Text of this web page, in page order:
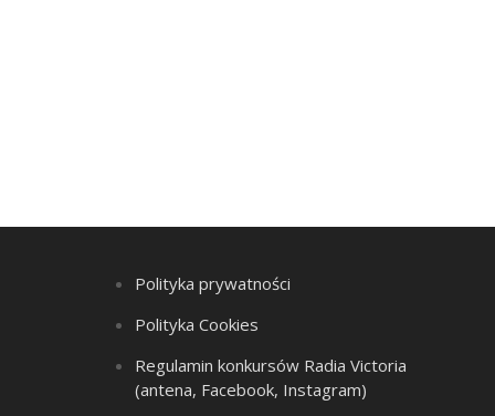
Polityka prywatności
Polityka Cookies
Regulamin konkursów Radia Victoria
(antena, Facebook, Instagram)